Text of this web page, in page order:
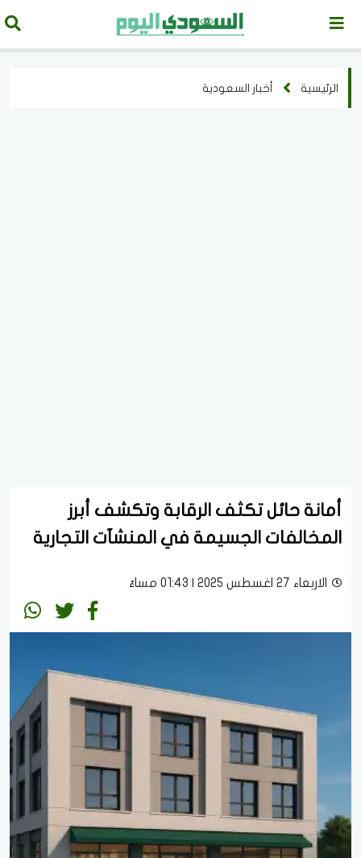
الرئيسية أخبار السعودية
أمانة حائل تكثف الرقابة وتكشف أبرز
المخالفات الجسيمة في المنشآت التجارية
الاربعاء 27 اغسطس 2025 | 01:43 مساءً